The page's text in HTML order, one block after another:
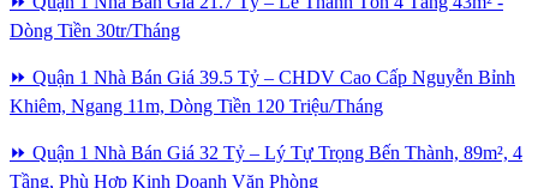
Dòng Tiền 30tr/Tháng
⏩ Quận 1 Nhà Bán Giá 39.5 Tỷ – CHDV Cao Cấp Nguyễn Bỉnh
Khiêm, Ngang 11m, Dòng Tiền 120 Triệu/Tháng
⏩ Quận 1 Nhà Bán Giá 32 Tỷ – Lý Tự Trọng Bến Thành, 89m², 4
Tầng, Phù Hợp Kinh Doanh Văn Phòng